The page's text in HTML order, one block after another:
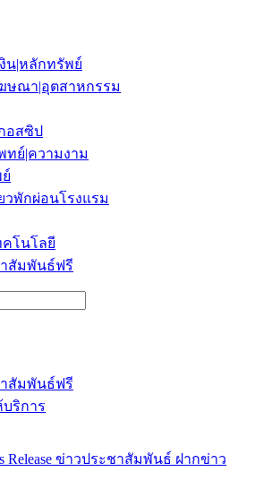
น|หลักทรัพย์
ษณา|อุตสาหกรรม
อสซิป
ทย์|ความงาม
วพักผ่อนโรงแรม
คโนโลยี
สัมพันธ์ฟรี
สัมพันธ์ฟรี
บริการ
Release ข่าวประชาสัมพันธ์ ฝากข่าว